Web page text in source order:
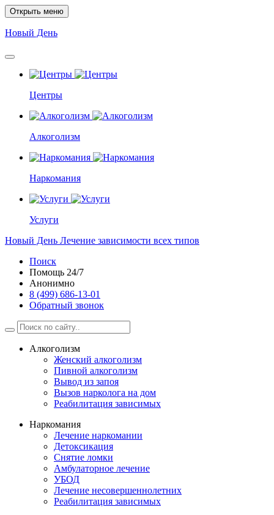
Открыть меню
Новый День
Центры
Алкоголизм
Наркомания
Услуги
Новый День Лечение зависимости всех типов
Поиск
Помощь 24/7
Анонимно
8 (499) 686-13-01
Обратный звонок
Алкоголизм
Женский алкоголизм
Пивной алкоголизм
Вывод из запоя
Вызов нарколога на дом
Реабилитация зависимых
Наркомания
Лечение наркомании
Детоксикация
Снятие ломки
Амбулаторное лечение
УБОД
Лечение несовершеннолетних
Реабилитация зависимых